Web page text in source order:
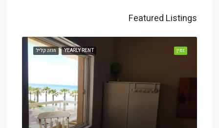
Featured Listings
YEARLY RENT חוזה קליל זמין